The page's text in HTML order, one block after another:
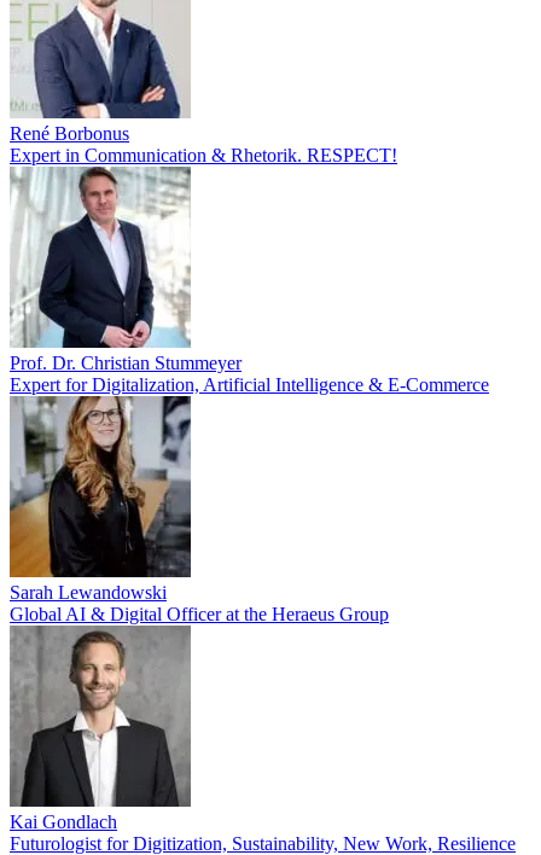
René Borbonus
Expert in Communication & Rhetorik. RESPECT!
Prof. Dr. Christian Stummeyer
Expert for Digitalization, Artificial Intelligence & E-Commerce
Sarah Lewandowski
Global AI & Digital Officer at the Heraeus Group
Kai Gondlach
Futurologist for Digitization, Sustainability, New Work, Resilience